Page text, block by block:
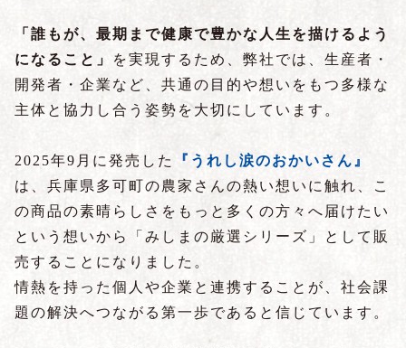
「誰もが、最期まで健康で豊かな人生を描けるよう
になること」
を実現するため、弊社では、生産者・
開発者・企業など、共通の目的や想いをもつ多様な
主体と協力し合う姿勢を大切にしています。
2025年9月に発売した
『うれし涙のおかいさん』
は、兵庫県多可町の農家さんの熱い想いに触れ、こ
の商品の素晴らしさをもっと多くの方々へ届けたい
という想いから「みしまの厳選シリーズ」として販
売することになりました。
情熱を持った個人や企業と連携することが、社会課
題の解決へつながる第一歩であると信じています。